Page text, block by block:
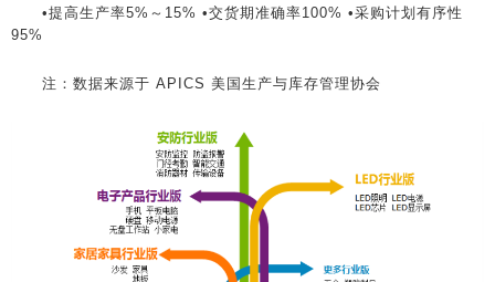
•提高生产率5%～15% •交货期准确率100% •采购计划有序性
95%
注：数据来源于 APICS 美国生产与库存管理协会